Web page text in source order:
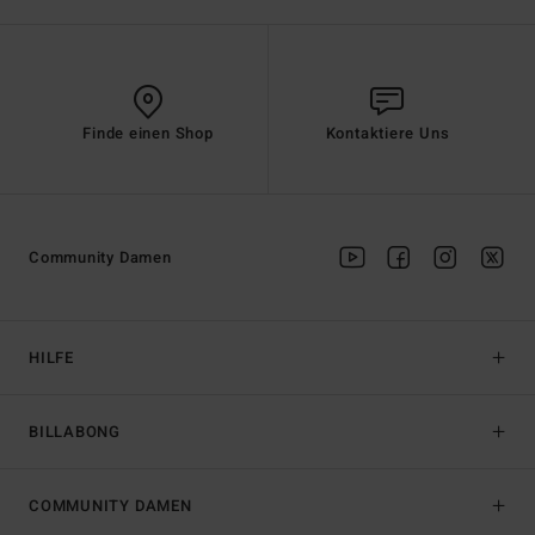
Finde einen Shop Kontaktiere Uns
HILFE
BILLABONG
Community Damen
COMMUNITY DAMEN